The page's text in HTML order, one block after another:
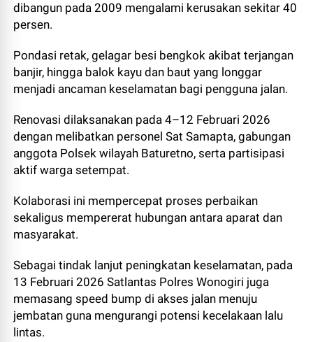
dibangun pada 2009 mengalami kerusakan sekitar 40
persen.
Pondasi retak, gelagar besi bengkok akibat terjangan
banjir, hingga balok kayu dan baut yang longgar
menjadi ancaman keselamatan bagi pengguna jalan.
Renovasi dilaksanakan pada 4–12 Februari 2026
dengan melibatkan personel Sat Samapta, gabungan
anggota Polsek wilayah Baturetno, serta partisipasi
aktif warga setempat.
Kolaborasi ini mempercepat proses perbaikan
sekaligus mempererat hubungan antara aparat dan
masyarakat.
Sebagai tindak lanjut peningkatan keselamatan, pada
13 Februari 2026 Satlantas Polres Wonogiri juga
memasang speed bump di akses jalan menuju
jembatan guna mengurangi potensi kecelakaan lalu
lintas.